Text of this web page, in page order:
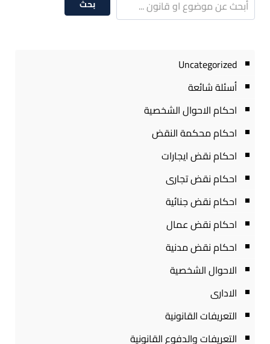
بحث
Uncategorized
أسئلة شائعة
احكام الاحوال الشخصية
احكام محكمة النقض
احكام نقض ايجارات
احكام نقض تجارى
احكام نقض جنائية
احكام نقض عمال
احكام نقض مدنية
الاحوال الشخصية
الادارى
التعريفات القانونية
التعريفات والدفوع القانونية